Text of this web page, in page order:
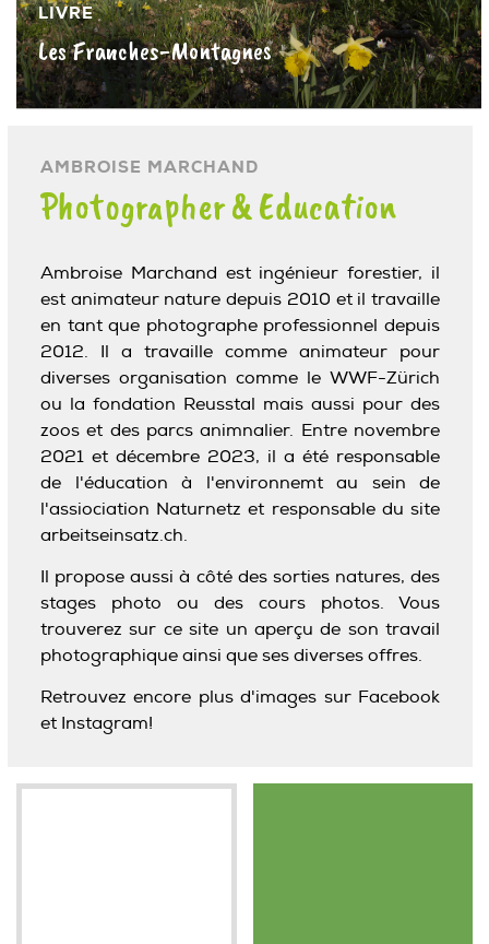
LIVRE
Les Franches-Montagnes
AMBROISE MARCHAND
Photographer & Education
Ambroise Marchand est ingénieur forestier, il
est animateur nature depuis 2010 et il travaille
en tant que photographe professionnel depuis
2012. Il a travaille comme animateur pour
diverses organisation comme le WWF-Zürich
ou la fondation Reusstal mais aussi pour des
zoos et des parcs animnalier. Entre novembre
2021 et décembre 2023, il a été responsable
de l'éducation à l'environnemt au sein de
l'assiociation Naturnetz et responsable du site
arbeitseinsatz.ch.
Il propose aussi à côté des sorties natures, des
stages photo ou des cours photos. Vous
trouverez sur ce site un aperçu de son travail
photographique ainsi que ses diverses offres.
Retrouvez encore plus d'images sur Facebook
et Instagram!